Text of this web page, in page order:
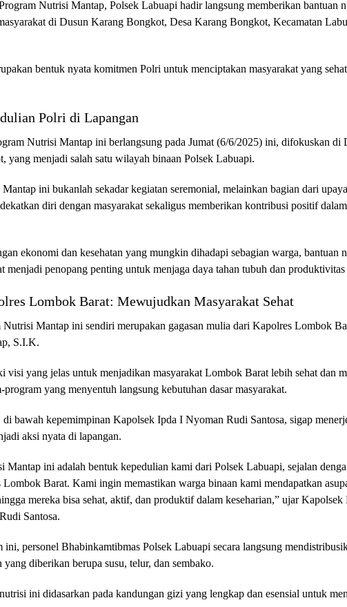
Nutrisi Mantap, Polsek Labuapi hadir langsung memberikan bantuan
di Dusun Karang Bongkot, Desa Karang Bongkot, Kecamatan
bentuk nyata komitmen Polri untuk menciptakan masyarakat yang
Polri di Lapangan
Nutrisi Mantap ini berlangsung pada Jumat (6/6/2025) ini, difokuskan di
yang menjadi salah satu wilayah binaan Polsek Labuapi.
ini bukanlah sekadar kegiatan seremonial, melainkan bagian dari
diri dengan masyarakat sekaligus memberikan kontribusi positif
ekonomi dan kesehatan yang mungkin dihadapi sebagian warga, bantuan
menjadi penopang penting untuk menjaga daya tahan tubuh dan produktivitas
Lombok Barat: Mewujudkan Masyarakat Sehat
Nutrisi Mantap ini sendiri merupakan gagasan mulia dari Kapolres Lombok
S.I.K.
visi yang jelas untuk menjadikan masyarakat Lombok Barat lebih sehat dan
yang menyentuh langsung kebutuhan dasar masyarakat.
bawah kepemimpinan Kapolsek Ipda I Nyoman Rudi Santosa, sigap
aksi nyata di lapangan.
Mantap ini adalah bentuk kepedulian kami dari Polsek Labuapi, sejalan
Barat. Kami ingin memastikan warga binaan kami mendapatkan
mereka bisa sehat, aktif, dan produktif dalam keseharian,” ujar Kapolsek
Santosa.
ini, personel Bhabinkamtibmas Polsek Labuapi secara langsung
diberikan berupa susu, telur, dan sembako.
ini didasarkan pada kandungan gizi yang lengkap dan esensial untuk